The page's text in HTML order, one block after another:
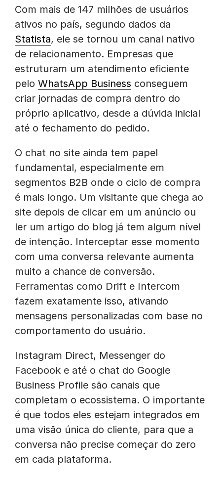
Com mais de 147 milhões de usuários
ativos no país, segundo dados da
Statista, ele se tornou um canal nativo
de relacionamento. Empresas que
estruturam um atendimento eficiente
pelo WhatsApp Business conseguem
criar jornadas de compra dentro do
próprio aplicativo, desde a dúvida inicial
até o fechamento do pedido.
O chat no site ainda tem papel
fundamental, especialmente em
segmentos B2B onde o ciclo de compra
é mais longo. Um visitante que chega ao
site depois de clicar em um anúncio ou
ler um artigo do blog já tem algum nível
de intenção. Interceptar esse momento
com uma conversa relevante aumenta
muito a chance de conversão.
Ferramentas como Drift e Intercom
fazem exatamente isso, ativando
mensagens personalizadas com base no
comportamento do usuário.
Instagram Direct, Messenger do
Facebook e até o chat do Google
Business Profile são canais que
completam o ecossistema. O importante
é que todos eles estejam integrados em
uma visão única do cliente, para que a
conversa não precise começar do zero
em cada plataforma.